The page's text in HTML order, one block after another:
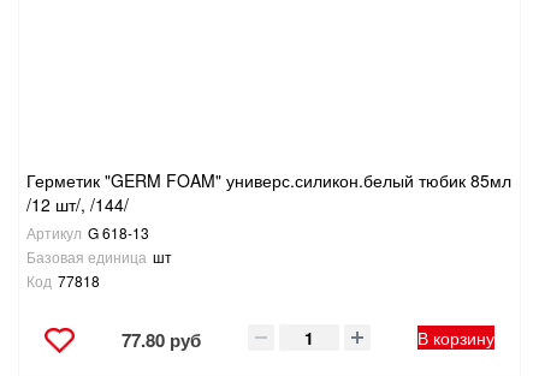
Герметик "GERM FOAM" универс.силикон.белый тюбик 85мл
/12 шт/, /144/
Артикул G 618-13
Базовая единица шт
Код 77818
77.80 руб В корзину